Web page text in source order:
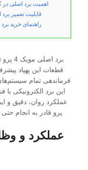
اهمیت برد اصلی در
قابلیت تعمیر برد
راهنمای خرید برد
برد اصلی مویک 4 پرو (
قطعات این پهپاد
فرماندهی تمام
این برد الکترونیکی
پرو قادر به انجام